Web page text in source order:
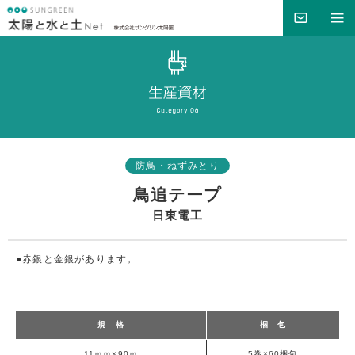
防鳥・ねずみとり
鳥追テープ
日東電工
●赤銀と金銀があります。
規 格 梱 包